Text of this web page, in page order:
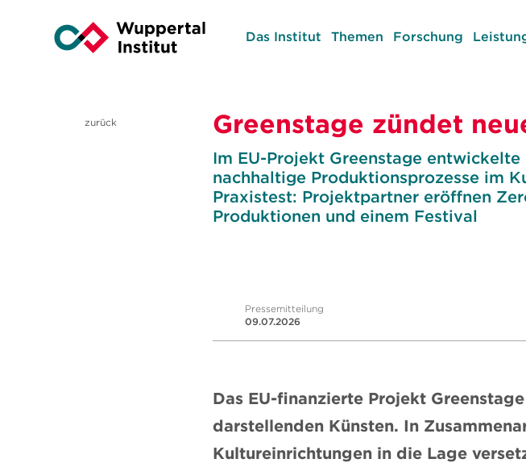
Das Institut Themen Forschung
zurück Greenstage zündet
Im EU-Projekt Greenstage
nachhaltige Produktionsprozesse im
Praxistest: Projektpartner eröffnen
Produktionen und einem Festival
Pressemitteilung
09.07.2026
Das EU-finanzierte Projekt
darstellenden Künsten. In
Kultureinrichtungen in die Lage